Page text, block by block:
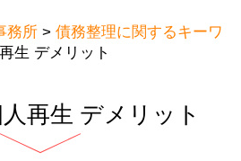
務所 > 債務整理に関するキーワ
生 デメリット
再生 デメリット